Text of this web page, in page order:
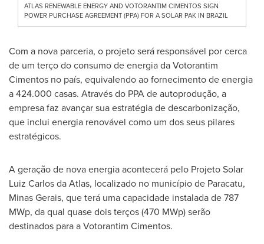
ATLAS RENEWABLE ENERGY AND VOTORANTIM CIMENTOS SIGN
POWER PURCHASE AGREEMENT (PPA) FOR A SOLAR PAK IN BRAZIL
Com a nova parceria, o projeto será responsável por cerca
de um terço do consumo de energia da Votorantim
Cimentos no país, equivalendo ao fornecimento de energia
a 424.000 casas. Através do PPA de autoprodução, a
empresa faz avançar sua estratégia de descarbonização,
que inclui energia renovável como um dos seus pilares
estratégicos.
A geração de nova energia acontecerá pelo Projeto Solar
Luiz Carlos da Atlas, localizado no município de Paracatu,
Minas Gerais, que terá uma capacidade instalada de 787
MWp, da qual quase dois terços (470 MWp) serão
destinados para a Votorantim Cimentos.